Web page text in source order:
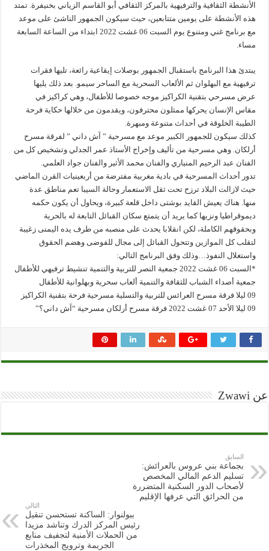
الأنشطة الثقافية والترفيهية بالمركز الثقافي أبو القاسم الزياني بخنيفرة. تمتد
هذه الأنشطة على يومين متتابعين، حيث سيكون الجمهور الناشئ على موعد
مع برنامج غني ومتنوع يوم السبت 06 غشت 2022 ابتداء من الساعة السابعة
مساء.
يبتدئ هذا البرنامج باستقبال الجمهور بوصلات إيقاعية رائعة، تليها فقرات
ترفيهية مع البهلوان ثم الألعاب السحرية مع الساحر سيمو. بعد ذلك يليها
عرض مسرحي بتقنية الكراكيز موجه خصوصا للأطفال، وهي كراكيز في
مقاس الإنسان يحركها ممثلون محترفون، ويقدمون من خلالها حكاية فرحة
الطيبة الخلوقة في أحداث متنوعة ومبهرة.
كذلك سيكون للجمهور الكبير موعد مع مسرحية ” آش داني ” لفرقة مسرح
أرلكان. وهي مسرحية من تأليف وإخراج الأستاذ عمر الجدلي وتشخيص كل من
الفنان عبد الرحيم المنياري والفنان محمد الأثير والفنان جواد العلمي.
تدور أحداث المسرحية في بادية مغربية مفترضة من أربعينيات القرن الماضي
حيث لازالت البلاد ترزح تحت ثقل الاستعمار وحالة السيبا تعم مناطق عدة
منها. هناك يعيش القايد بوشتى داخل قلعة كبيرة، ويحاول أن يكون حكمه
ديموقراطيا ونزيها كما يريد أن يتمتع سكان القبائل التابعة له بالحرية
وبحقوقهم الكاملة، لكن انقلابا يحدث على منصبه من طرف يده اليمنى زغيبة
لتقلب كل الموازين وتتحول القبائل إلى مجال للفوضى وهضم الحقوق
واستغلال النفوذ…وذلك وفق البرنامج التالي:
*السبت 06 غشت 2022 جمعية النصر للتربية والتنمية تنشيط ترفيهي للأطفال
جمعية أصداء الشباب للثقافة والتنمية ألعاب سحرية وبهلوانية للأطفال
09 ليلا فرقة مسرح العرائس للتربية والتسلية مسرحية فرحة بتقنية الكراكيز
09 ليلا الأحد 07 غشت 2022 فرقة مسرح أرلكان مسرحية “آش داني؟”
عن Zwawi
السابق
بجماعة بني عروس بالعرائش:
تسليم الدعم المالي المخصص
لأصحاب الدور السكنية المتضررة
من الحرائق التي عرفها الإقليم
التالي
ببولنوار: الساكنة تستحسن تنقيل
رئيس المركز الدرك وتناشد مزيدا
من الحملات الأمنية لتجفيف منابع
الجريمة وترويج المخذرات